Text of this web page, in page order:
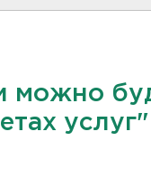
можно
услуг"